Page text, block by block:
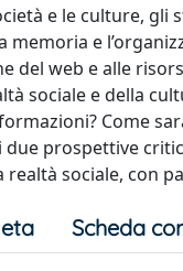
e le culture, gli
e
del web e alle
sociale e della
Come
prospettive
realtà sociale, con
Scheda